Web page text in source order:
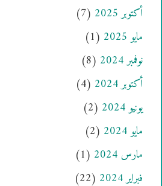
أكتوبر 2025
(7)
مايو 2025
(1)
نوفمبر 2024
(8)
أكتوبر 2024
(4)
يونيو 2024
(2)
مايو 2024
(2)
مارس 2024
(1)
فبراير 2024
(22)